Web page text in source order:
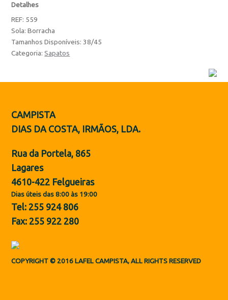
Botas
Botas de Criança
ES
Detalhes
REF: 559
Sola: Borracha
Tamanhos Disponíveis: 38/45
Categoria:Sapatos
CAMPISTA
DIAS DA COSTA, IRMÃOS, LDA.
Rua da Portela, 865
Lagares
4610-422 Felgueiras
Dias úteis das 8:00 às 19:00
Tel: 255 924 806
Fax: 255 922 280
COPYRIGHT © 2016 LAFEL CAMPISTA, ALL RIGHTS RESERVED